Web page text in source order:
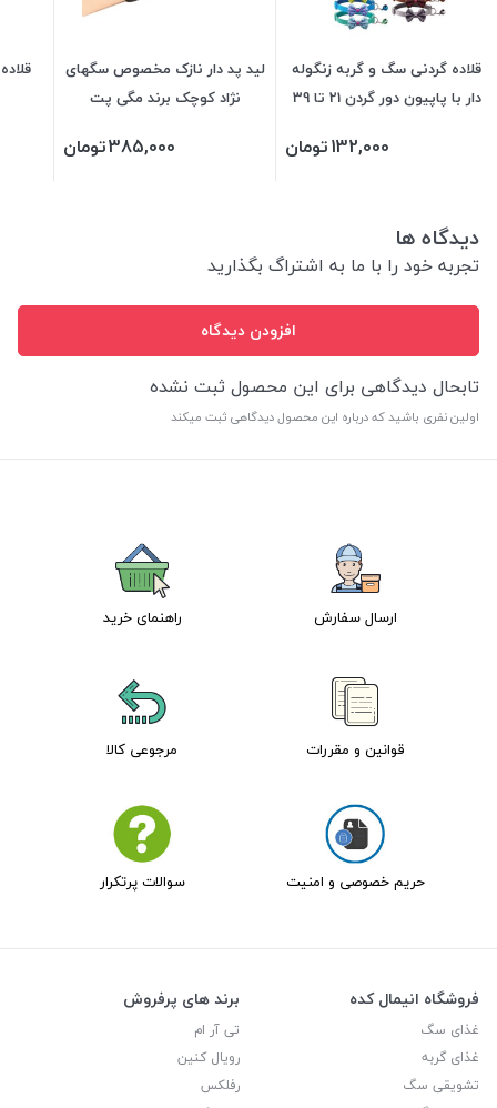
قلاده گردنی سگ و گربه زنگوله
دار با پاپیون دور گردن 21 تا 39
132,000تومان
لید پد دار نازک مخصوص سگهای
نژاد کوچک برند مگی پت
385,000تومان
دیدگاه ها
تجربه خود را با ما به اشتراگ بگذارید
افزودن دیدگاه
تابحال دیدگاهی برای این محصول ثبت نشده
اولین نفری باشید که درباره این محصول دیدگاهی ثبت میکند
ارسال سفارش راهنمای خرید
قوانین و مقررات مرجوعی کالا
حریم خصوصی و امنیت سوالات پرتکرار
فروشگاه انیمال کده
غذای سگ
غذای گربه
تشویقی سگ
برند های پرفروش
تی آر ام
رویال کنین
رفلکس